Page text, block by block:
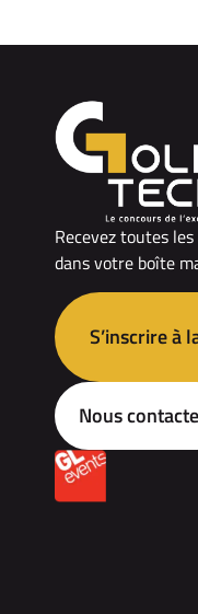
Recevez toutes
dans votre boîte
S’inscrire à
Nous